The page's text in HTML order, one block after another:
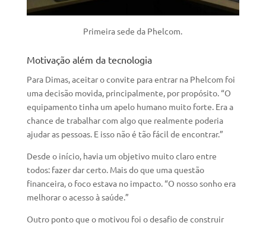
Primeira sede da Phelcom.
Motivação além da tecnologia
Para Dimas, aceitar o convite para entrar na Phelcom foi
uma decisão movida, principalmente, por propósito. “O
equipamento tinha um apelo humano muito forte. Era a
chance de trabalhar com algo que realmente poderia
ajudar as pessoas. E isso não é tão fácil de encontrar.”
Desde o início, havia um objetivo muito claro entre
todos: fazer dar certo. Mais do que uma questão
financeira, o foco estava no impacto. “O nosso sonho era
melhorar o acesso à saúde.”
Outro ponto que o motivou foi o desafio de construir